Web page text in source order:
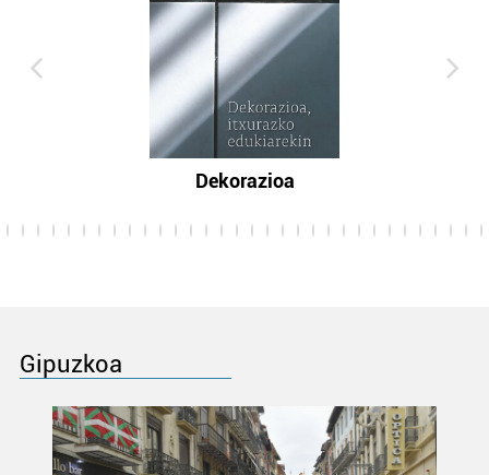
Dekorazioa
Gipuzkoa